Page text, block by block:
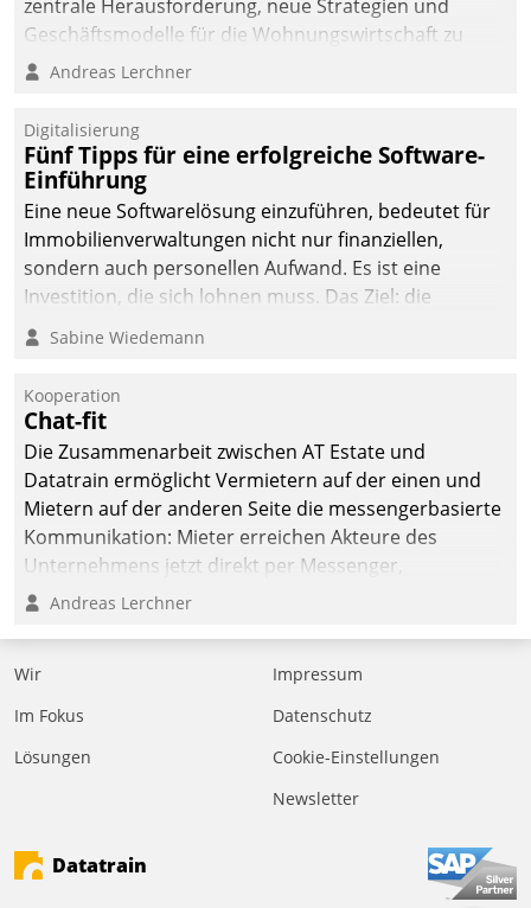
zentrale Herausforderung, neue Strategien und
Geschäftsmodelle für die Wohnungswirtschaft zu
entwickeln.
Andreas Lerchner
Digitalisierung
Fünf Tipps für eine erfolgreiche Software-
Einführung
Eine neue Softwarelösung einzuführen, bedeutet für
Immobilienverwaltungen nicht nur finanziellen,
sondern auch personellen Aufwand. Es ist eine
Investition, die sich lohnen muss. Das Ziel: die
nachhaltige Optimierung der Geschäftsabläufe. Damit
dieses Ziel erreicht wird, sollten einige Grundregeln
Sabine Wiedemann
Kooperation
Chat-fit
Die Zusammenarbeit zwischen AT Estate und
Datatrain ermöglicht Vermietern auf der einen und
Mietern auf der anderen Seite die messengerbasierte
Kommunikation: Mieter erreichen Akteure des
Unternehmens jetzt direkt per Messenger,
Mitarbeiter oder Dienstleister empfangen oder
Andreas Lerchner
Wir
Im Fokus
Lösungen
Impressum
Datenschutz
Cookie-Einstellungen
Newsletter
Datatrain